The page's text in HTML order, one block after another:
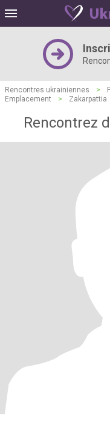
Rencontres ukrainiennes >
Emplacement
> Zakarpattia
Rencontrez